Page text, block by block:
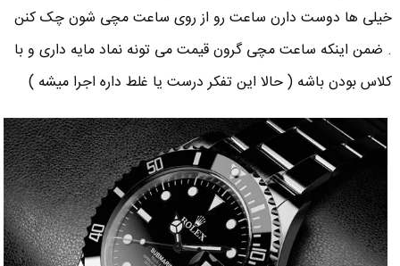
خیلی ها دوست دارن ساعت رو از روی ساعت مچی شون چک کنن
. ضمن اینکه ساعت مچی گرون قیمت می تونه نماد مایه داری و با
کلاس بودن باشه ( حالا این تفکر درست یا غلط داره اجرا میشه )